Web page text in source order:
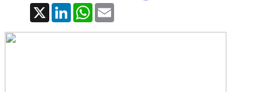
X LinkedInWhatsApp